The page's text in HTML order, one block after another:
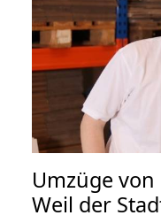
Umzüge
Weil der